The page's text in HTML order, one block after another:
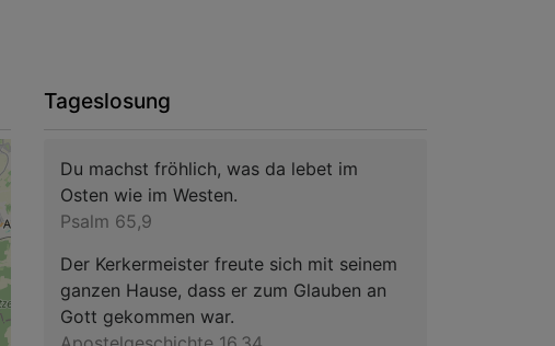
Tageslosung
Du machst fröhlich, was da lebet im
Osten wie im Westen.
Psalm 65,9
Der Kerkermeister freute sich mit seinem
ganzen Hause, dass er zum Glauben an
Gott gekommen war.